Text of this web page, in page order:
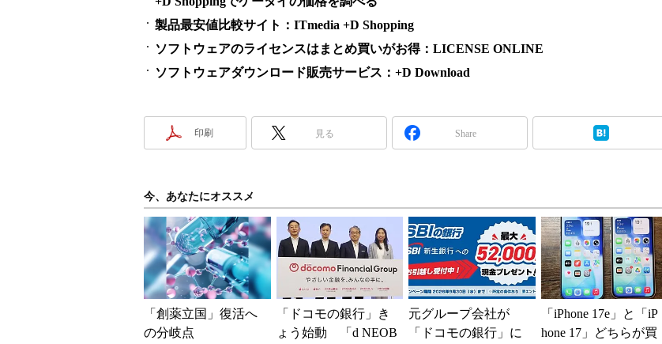
製品最安値比較サイト：ITmedia +D Shopping
ソフトウェアのライセンスはまとめ買いがお得：LICENSE ONLINE
ソフトウェアダウンロード販売サービス：+D Download
印刷 見る Share
今、あなたにオススメ
「創薬立国」復活へ
の分岐点
「ドコモの銀行」き
ょう始動 「d NEOB
元グループ会社が
「ドコモの銀行」に
「iPhone 17e」と「iP
hone 17」どちらが買